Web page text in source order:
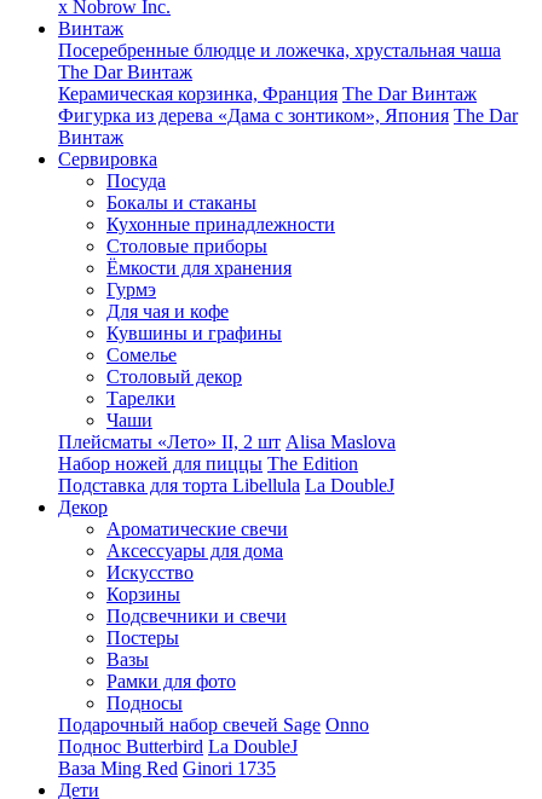
х Nobrow Inc.
Винтаж
Посеребренные блюдце и ложечка, хрустальная чаша
The Dar Винтаж
Керамическая корзинка, Франция The Dar Винтаж
Фигурка из дерева «Дама с зонтиком», Япония The Dar
Винтаж
Сервировка
Посуда
Бокалы и стаканы
Кухонные принадлежности
Столовые приборы
Ëмкости для хранения
Гурмэ
Для чая и кофе
Кувшины и графины
Сомелье
Столовый декор
Тарелки
Чаши
Плейсматы «Лето» II, 2 шт Alisa Maslova
Набор ножей для пиццы The Edition
Подставка для торта Libellula La DoubleJ
Декор
Ароматические свечи
Аксессуары для дома
Искусство
Корзины
Подсвечники и свечи
Постеры
Вазы
Рамки для фото
Подносы
Подарочный набор свечей Sage Onno
Поднос Butterbird La DoubleJ
Ваза Ming Red Ginori 1735
Дети